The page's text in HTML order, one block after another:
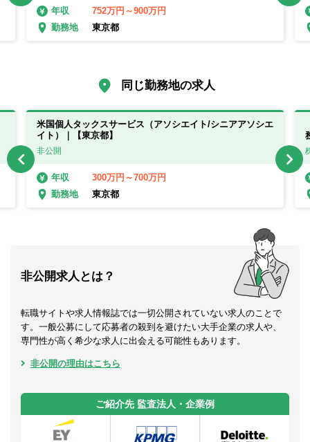
年収
752万円～900万円
勤務地
東京都
同じ勤務地の求人
米国個人タックスサービス（アソシエイト/シニアアソシエ
イト）｜【東京都】
非公開
年収
300万円～700万円
勤務地
東京都
非公開求人とは？
転職サイトや求人情報誌では一切公開されていない求人のことで
す。一般公募にして応募者の殺到を避けたい大手企業の求人や、
専門性が高く希少な求人に出会える可能性もあります。
非公開の理由はこちら
ご紹介先 監査法人・企業例